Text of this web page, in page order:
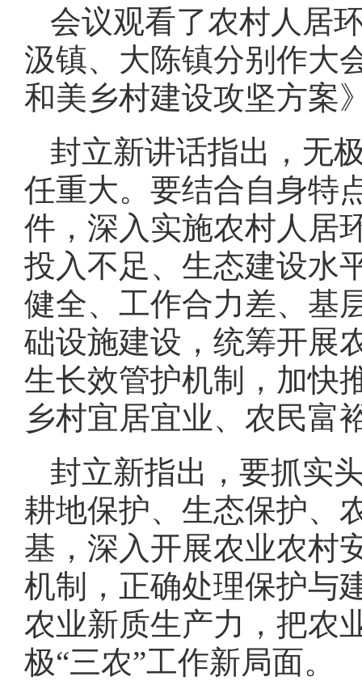
会议观看了农村人居
汲镇、大陈镇分别作大
和美乡村建设攻坚方案
封立新讲话指出，无
任重大。要结合自身特
件，深入实施农村人居
投入不足、生态建设水
健全、工作合力差、基
础设施建设，统筹开展
生长效管护机制，加快
乡村宜居宜业、农民富
封立新指出，要抓实
耕地保护、生态保护、
基，深入开展农业农村
机制，正确处理保护与
农业新质生产力，把农
极“三农”工作新局面。